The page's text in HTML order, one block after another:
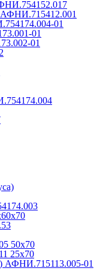
01
01
01
50х70
25х70
АФНИ.715113.005-01